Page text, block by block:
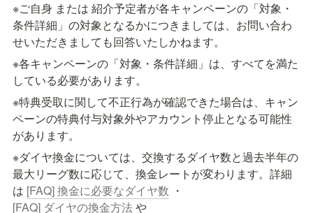
※ご自身 または 紹介予定者が各キャンペーンの「対象・
条件詳細」の対象となるかにつきましては、お問い合わ
せいただきましても回答いたしかねます。
※各キャンペーンの「対象・条件詳細」は、すべてを満た
している必要があります。
※特典受取に関して不正行為が確認できた場合は、キャン
ペーンの特典付与対象外やアカウント停止となる可能性
があります。
※ダイヤ換金については、交換するダイヤ数と過去半年の
最大リーグ数に応じて、換金レートが変わります。詳細
は [FAQ] 換金に必要なダイヤ数 ・
[FAQ] ダイヤの換金方法 や